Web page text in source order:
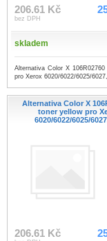
206.61 Kč
bez DPH
skladem
Alternativa Color X
pro Xerox 6020/6022/6025/
Alternativa Color X
toner yellow pro
6020/6022/6025/
206.61 Kč